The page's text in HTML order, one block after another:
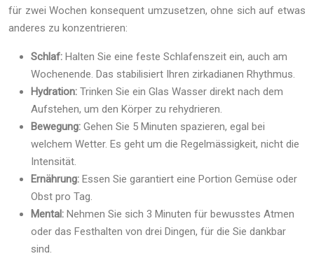
für zwei Wochen konsequent umzusetzen, ohne sich auf etwas
anderes zu konzentrieren:
Schlaf: Halten Sie eine feste Schlafenszeit ein, auch am
Wochenende. Das stabilisiert Ihren zirkadianen Rhythmus.
Hydration: Trinken Sie ein Glas Wasser direkt nach dem
Aufstehen, um den Körper zu rehydrieren.
Bewegung: Gehen Sie 5 Minuten spazieren, egal bei
welchem Wetter. Es geht um die Regelmässigkeit, nicht die
Intensität.
Ernährung: Essen Sie garantiert eine Portion Gemüse oder
Obst pro Tag.
Mental: Nehmen Sie sich 3 Minuten für bewusstes Atmen
oder das Festhalten von drei Dingen, für die Sie dankbar
sind.